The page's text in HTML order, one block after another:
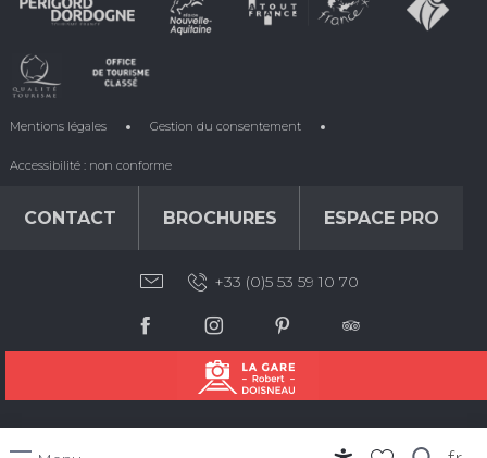
Mentions légales Gestion du consentement
Accessibilité : non conforme
CONTACT BROCHURES ESPACE PRO
+33 (0)5 53 59 10 70